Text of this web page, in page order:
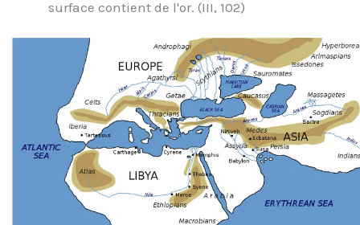
surface contient de l'or. (III, 102)